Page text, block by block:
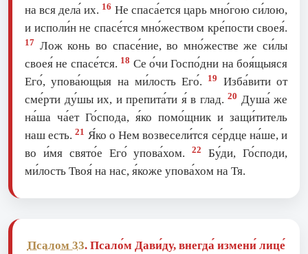
на вся дела́ их. 16 Не спаса́ется царь мно́гою си́лою,
и исполи́н не спасе́тся мно́жеством кре́пости своея́.
17 Лож конь во спасе́ние, во мно́жестве же си́лы
своея́ не спасе́тся. 18 Се о́чи Госпо́дни на боя́щыяся
Его́, упова́ющыя на ми́лость Его́.
19
Изба́вити от
сме́рти ду́шы их, и препита́ти я́ в глад. 20 Душа́ же
на́ша ча́ет Го́спода, я́ко помо́щник и защи́титель
наш есть.21 Я́ко о Нем возвесели́тся се́рдце на́ше, и
во и́мя свято́е Его́ упова́хом.22
Бу́ди, Го́споди,
ми́лость Твоя́ на нас, я́коже упова́хом на Тя.
Псалом 33. Псало́м Дави́ду, внегда́ измени́ лице́